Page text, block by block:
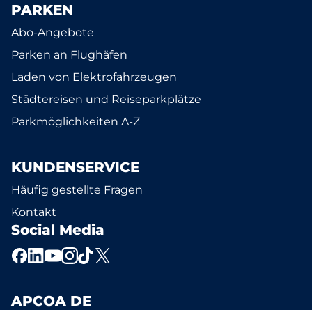
PARKEN
Abo-Angebote
Parken an Flughäfen
Laden von Elektrofahrzeugen
Städtereisen und Reiseparkplätze
Parkmöglichkeiten A-Z
KUNDENSERVICE
Häufig gestellte Fragen
Kontakt
Social Media
APCOA DE